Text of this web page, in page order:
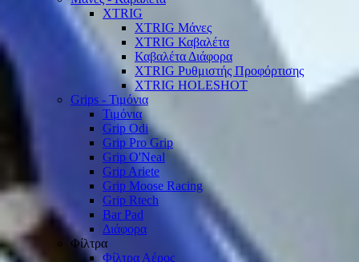
XTRIG
XTRIG Μάνες
XTRIG Καβαλέτα
Καβαλέτα Διάφορα
XTRIG Ρυθμιστής Προφόρτισης
XTRIG HOLESHOT
Grips - Τιμόνια
Τιμόνια
Grip Odi
Grip Pro Grip
Grip O'Neal
Grip Ariete
Grip Moose Racing
Grip Rtech
Bar Pad
Διάφορα
Φίλτρα
Φίλτρα Αέρος